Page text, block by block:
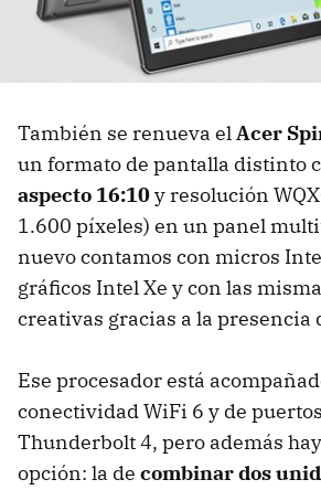
También se renueva elAcer
un formato de pantalla distinto
aspecto 16:10y resolución
1.600 píxeles) en un panel
nuevo contamos con micros
gráficos Intel Xe y con las
creativas gracias a la presencia
Ese procesador está
conectividad WiFi 6 y de
Thunderbolt 4, pero además
opción: la de combinar dos